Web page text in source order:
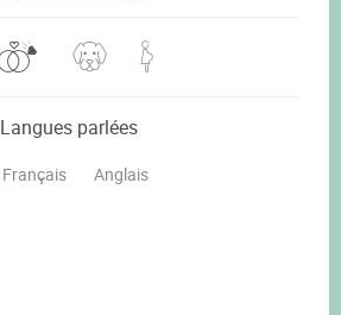
Langues parlées
Français Anglais